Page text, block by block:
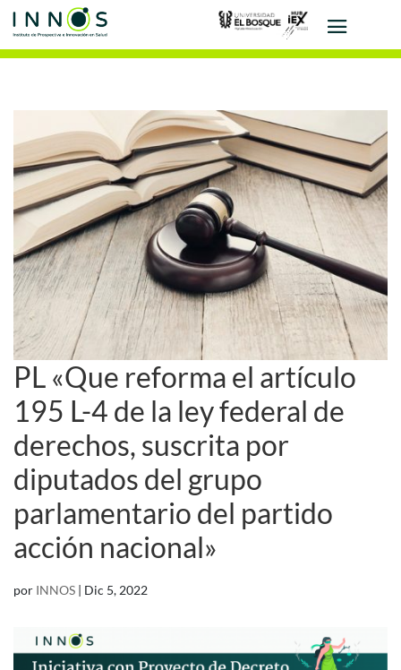
PL «Que reforma el artículo
195 L-4 de la ley federal de
derechos, suscrita por
diputados del grupo
parlamentario del partido
acción nacional»
por INNOS | Dic 5, 2022